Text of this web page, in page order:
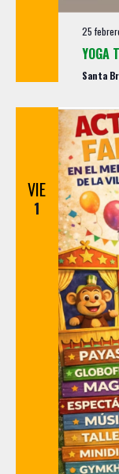
25
YOGA
Santa
VIE
1